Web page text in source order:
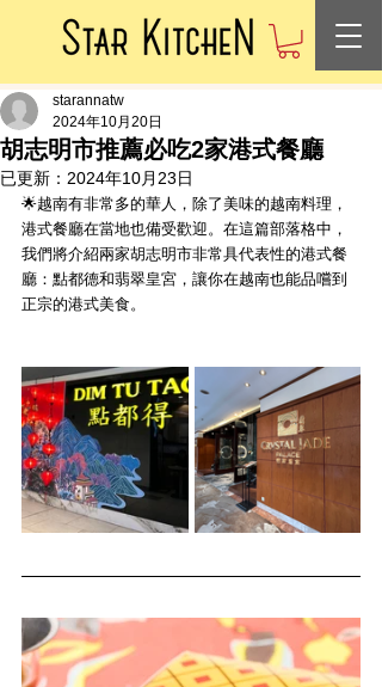
胡志明市推薦必吃2家港式餐廳
starannatw
2024年10月20日
已更新： 2024年10月23日
🌟越南有非常多的華人，除了美味的越南料理，
港式餐廳在當地也備受歡迎。在這篇部落格中，
我們將介紹兩家胡志明市非常具代表性的港式餐
廳：點都德和翡翠皇宮，讓你在越南也能品嚐到
正宗的港式美食。